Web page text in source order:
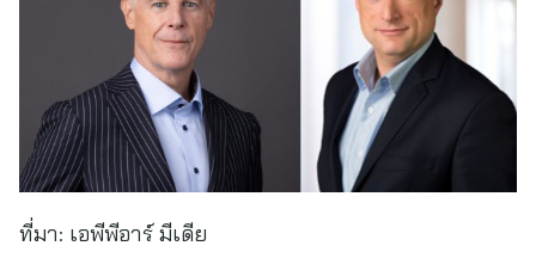
ที่มา: เอพีพีอาร์ มีเดีย